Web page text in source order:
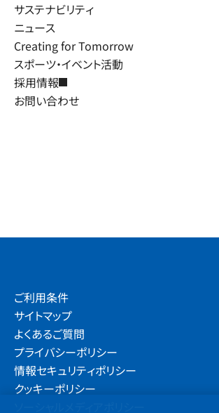
サステナビリティ
ニュース
Creating for Tomorrow
スポーツ・イベント活動
採用情報
お問い合わせ
ご利用条件
サイトマップ
よくあるご質問
プライバシーポリシー
情報セキュリティポリシー
クッキーポリシー